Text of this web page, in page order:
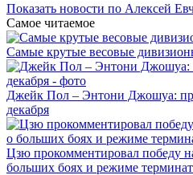
Показать новости по Алексей
Самое читаемое
Самые крутые весовые
Джейк Пол – Энтони Джошуа:
декабря
Цзю прокомментировал победу
больших боях и режиме